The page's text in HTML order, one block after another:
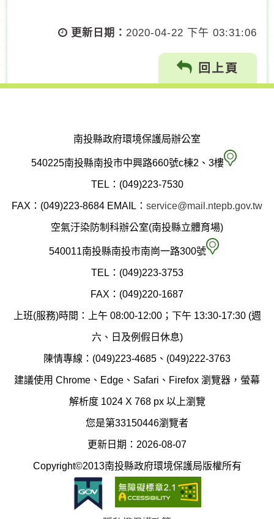
更新日期： 2020-04-22 下午 03:31:06
回上頁
南投縣政府環境保護局辦公室
540225南投縣南投市中興路660號c棟2、3樓 南
縣
保
局
圖
TEL：(049)223-7530
FAX：(049)223-8684 EMAIL： service@mail.ntepb.gov.tw
空氣汙染防制科辦公室(南投縣立體育場)
540011南投縣南投市南崗一路300號 空
染
制
科
(南
TEL：(049)223-3753
FAX：(049)220-1687
上班(服務)時間：上午 08:00-12:00；下午 13:30-17:30 (週
六、日及例假日休息)
陳情專線：(049)223-4685、(049)222-3763
建議使用 Chrome、Edge、Safari、Firefox 瀏覽器，螢幕
解析度 1024 X 768 px 以上瀏覽
您是第33150446瀏覽者
更新日期：2026-08-07
Copyright©2013南投縣政府環境保護局版權所有